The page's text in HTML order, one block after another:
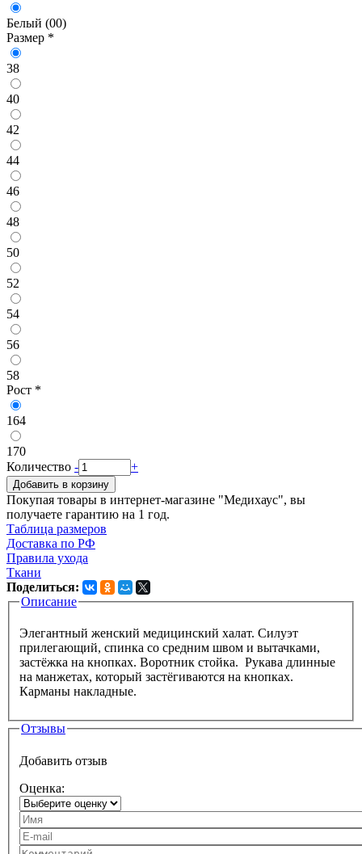
Белый (00)
Размер *
38
40
42
44
46
48
50
52
54
56
58
Рост *
164
170
Количество - +
Добавить в корзину
Покупая товары в интернет-магазине "Медихаус", вы
получаете гарантию на 1 год.
Таблица размеров
Доставка по РФ
Правила ухода
Ткани
Поделиться:
Описание
Элегантный женский медицинский халат. Силуэт
прилегающий, спинка со средним швом и вытачками,
застёжка на кнопках. Воротник стойка. Рукава длинные
на манжетах, который застёгиваются на кнопках.
Карманы накладные.
Отзывы
Добавить отзыв
Оценка:
Ваше имя